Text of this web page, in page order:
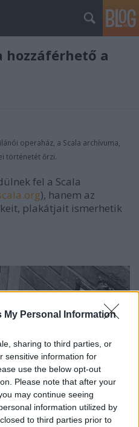
My Personal Information
sharing to third parties, or
sensitive information for
use the below opt-out
Please note that after your
may continue seeing
information utilized by
to third parties prior to
hozzáférhető a
operaház, a Scala archívuma,
történetét őrzi.
fel a Scala
), hanem az
plakátjait ismerhetik